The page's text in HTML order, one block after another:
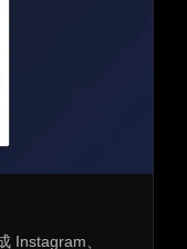
Instagram、